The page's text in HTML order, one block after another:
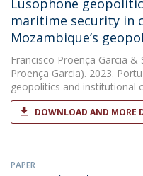
Lusophone
maritime security in
Mozambique’s
Francisco Proença Garcia &
Proença Garcia). 2023.
geopolitics and institutional
DOWNLOAD AND MORE
PAPER